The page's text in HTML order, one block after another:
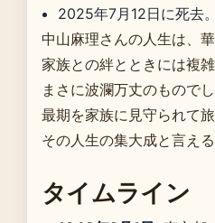
2025年7月12日に死去。
中山麻理さんの人生は、
家族との絆とときには複
まさに波瀾万丈のものでし
最期を家族に見守られて
その人生の集大成と言える
タイムライン